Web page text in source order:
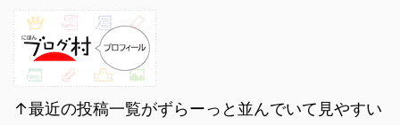
↑最近の投稿一覧がずらーっと並んでいて見やすい